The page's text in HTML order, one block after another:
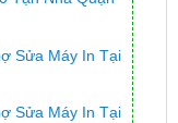
Sửa Máy In Tại
Sửa Máy In Tại